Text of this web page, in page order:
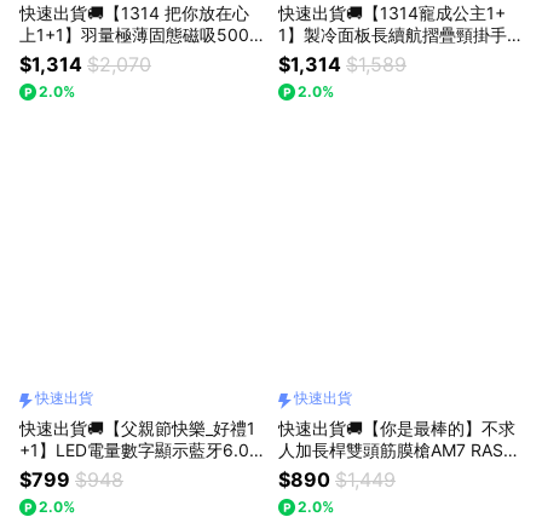
快速出貨🚚【1314 把你放在心
上1+1】羽量極薄固態磁吸5000
mAh行動電源RB69 RASTO +
頸掛風扇 K45 E-books
$1,314 $2,070
2.0%
快速出貨🚚【1314寵成公主1+
1】製冷面板長續航摺疊頸掛手
持風扇RK28 + 5合1磁吸萬向單
反藍牙自拍桿腳架RASTO
$1,314 $1,589
2.0%
快速出貨
快速出貨🚚【父親節快樂_好禮1
+1】LED電量數字顯示藍牙6.0
耳機RS77 + 20W 雙孔快速充電
器 RB30RASTO
$799 $948
2.0%
快速出貨
快速出貨🚚【你是最棒的】不求
人加長桿雙頭筋膜槍AM7 RAST
O
$890 $1,449
2.0%